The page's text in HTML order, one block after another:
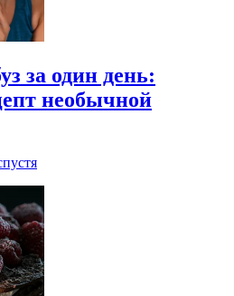
за один день:
необычной